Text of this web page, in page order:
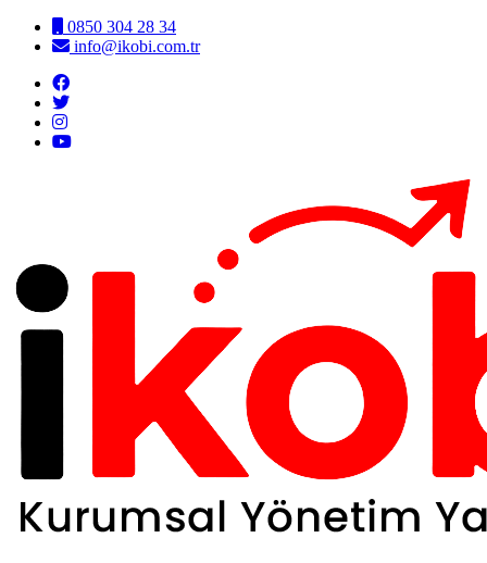
0850 304 28 34
info@ikobi.com.tr